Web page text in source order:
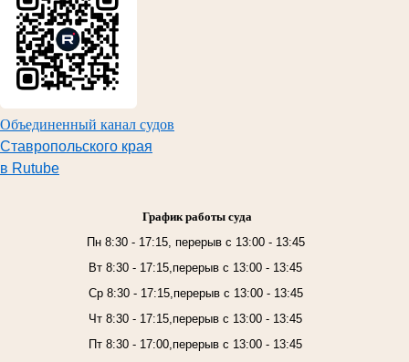
Объединенный канал судов
Ставропольского края
в Rutube
График работы суда
Пн 8:30 - 17:15, перерыв с 13:00 - 13:45
Вт 8:30 - 17:15,перерыв с 13:00 - 13:45
Ср 8:30 - 17:15,перерыв с 13:00 - 13:45
Чт 8:30 - 17:15,перерыв с 13:00 - 13:45
Пт 8:30 - 17:00,перерыв с 13:00 - 13:45